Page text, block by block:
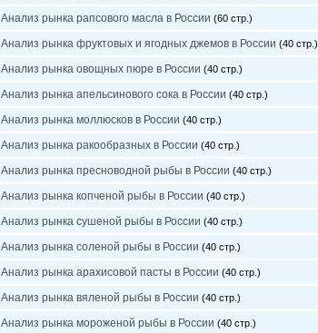
Анализ рынка рапсового масла в России (60 стр.)
Анализ рынка фруктовых и ягодных джемов в России (40 стр.)
Анализ рынка овощных пюре в России (40 стр.)
Анализ рынка апельсинового сока в России (40 стр.)
Анализ рынка моллюсков в России (40 стр.)
Анализ рынка ракообразных в России (40 стр.)
Анализ рынка пресноводной рыбы в России (40 стр.)
Анализ рынка копченой рыбы в России (40 стр.)
Анализ рынка сушеной рыбы в России (40 стр.)
Анализ рынка соленой рыбы в России (40 стр.)
Анализ рынка арахисовой пасты в России (40 стр.)
Анализ рынка вяленой рыбы в России (40 стр.)
Анализ рынка мороженой рыбы в России (40 стр.)